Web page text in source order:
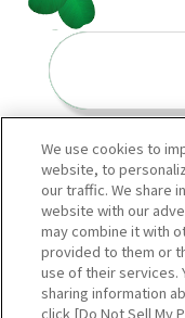
We use cookies to
website, to
our traffic. We share
website with our
may combine it with
provided to them or
use of their services.
sharing information
click [Do Not Sell My